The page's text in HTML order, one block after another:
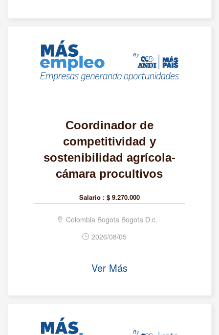
Coordinador de
competitividad y
sostenibilidad agrícola-
cámara procultivos
Salario : $ 9.270.000
Colombia Bogota Bogota D.c.
2026/08/05
Ver Más